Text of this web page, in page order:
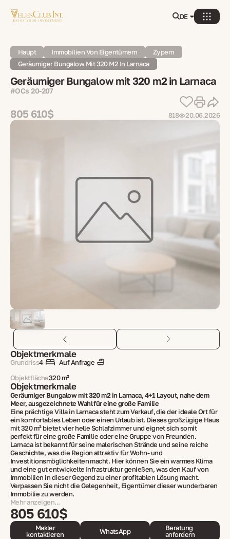
DE
Haupt Immobilien Von Eigentümern
Zypern
Geräumiger Bungalow Mit 320 M2 In Larnaca
Geräumiger Bungalow mit 320 m2 in Larnaca
#OCs 20-207
805 610$ 818 20.06.2026
Objektmerkmale
Grundriss4
Auf Anfrage
Objektfläche320 m²
Objektmerkmale
Geräumiger Bungalow mit 320 m2 in Larnaca, 4+1 Layout, nahe dem
Meer, ausgezeichnete Wahl für eine große Familie
Eine prächtige Villa in Larnaca steht zum Verkauf, die der ideale Ort für
ein komfortables Leben oder einen Urlaub ist. Dieses großzügige Haus
mit 320 m² bietet vier helle Schlafzimmer und eignet sich somit
perfekt für eine große Familie oder eine Gruppe von Freunden.
Larnaca ist bekannt für seine malerischen Strände und seine reiche
Geschichte, was die Region attraktiv für Wohn- und
Investitionsmöglichkeiten macht. Hier können Sie ein warmes Klima
und eine gut entwickelte Infrastruktur genießen, was den Kauf von
Immobilien in dieser Gegend zu einer profitablen Lösung macht.
Verpassen Sie nicht die Gelegenheit, Eigentümer dieser wunderbaren
Immobilie zu werden.
Mehr anzeigen...
805 610$
Makler
kontaktieren
WhatsApp
Beratung
anfordern